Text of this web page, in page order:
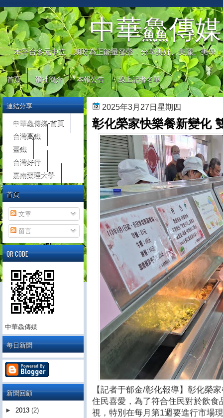
中華鱻傳媒
本平台多元中立，期盼為正能量發聲，分享美好、美麗、美學
首頁 報社簡介 本報公告 線上記者名單
2025年3月27日星期四
彰化榮家快樂餐新變化
【記者于郁金/彰化報導】彰化榮
住民喜愛，為了符合住民對於飲
視，特別在每月第1週要進行市場
連結分享
中華鱻傳媒-首頁
台灣高鐵
臺鐵
台灣好行
嘉南藥理大學
首頁
文章
留言
QR CODE
中華鱻傳媒
每日新聞
新聞回顧
► 2013 (2)